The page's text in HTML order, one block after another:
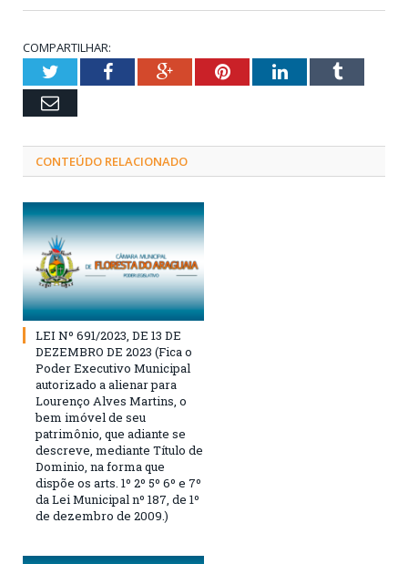
COMPARTILHAR:
TwitterFacebookGoogle+PinterestLinkedInTumblr
Email
CONTEÚDO RELACIONADO
LEI Nº 691/2023, DE 13 DE
DEZEMBRO DE 2023 (Fica o
Poder Executivo Municipal
autorizado a alienar para
Lourenço Alves Martins, o
bem imóvel de seu
patrimônio, que adiante se
descreve, mediante Título de
Dominio, na forma que
dispõe os arts. 1º 2º 5º 6º e 7º
da Lei Municipal nº 187, de 1º
de dezembro de 2009.)